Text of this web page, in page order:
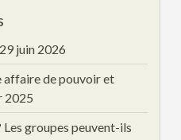
29 juin 2026
affaire de pouvoir et
2025
groupes peuvent-ils